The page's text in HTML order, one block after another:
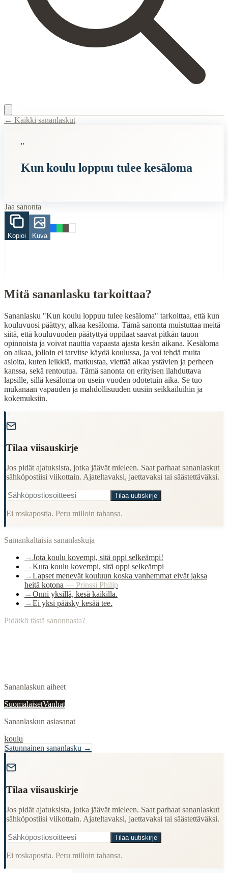
Description:
Sananlasku "Kun koulu loppuu tulee kesäloma"
Suomalaiset
Vanhat
Related Topics
Finding Finnish proverbs about specific topics
Learning Finnish language through proverbs
Finding quotes for speeches or writing
Cultural Context
Language:Finnish (suomi)
Origin: Finland
Period:Traditional folk wisdom
← Kaikki sananlaskut
"
Kun koulu loppuu tulee kesäloma
Jaa sanonta
Kopioi Kuva
Mitä sananlasku tarkoittaa?
Sananlasku "Kun koulu loppuu tulee kesäloma" tarkoittaa, että kun
kouluvuosi päättyy, alkaa kesäloma. Tämä sanonta muistuttaa meitä
siitä, että kouluvuoden päätyttyä oppilaat saavat pitkän tauon
opinnoista ja voivat nauttia vapaasta ajasta kesän aikana. Kesäloma
on aikaa, jolloin ei tarvitse käydä koulussa, ja voi tehdä muita
asioita, kuten leikkiä, matkustaa, viettää aikaa ystävien ja perheen
kanssa, sekä rentoutua. Tämä sanonta on erityisen ilahduttava
lapsille, sillä kesäloma on usein vuoden odotetuin aika. Se tuo
mukanaan vapauden ja mahdollisuuden uusiin seikkailuihin ja
kokemuksiin.
Tilaa viisauskirje
Jos pidät ajatuksista, jotka jäävät mieleen. Saat parhaat sananlaskut
sähköpostiisi viikottain. Ajateltavaksi, jaettavaksi tai säästettäväksi.
Tilaa uutiskirje
Ei roskapostia. Peru milloin tahansa.
Samankaltaisia sananlaskuja
→Jota koulu kovempi, sitä oppi selkeämpi!
→Kuta koulu kovempi, sitä oppi selkeämpi
→Lapset menevät kouluun koska vanhemmat eivät jaksa
heitä kotona — Prinssi Philip
→Onni yksillä, kesä kaikilla.
→Ei yksi pääsky kesää tee.
Pidätkö tästä sanonnasta?
Sananlaskun aiheet
SuomalaisetVanhat
Sananlaskun asiasanat
koulu
Satunnainen sananlasku →
Tilaa viisauskirje
Jos pidät ajatuksista, jotka jäävät mieleen. Saat parhaat sananlaskut
sähköpostiisi viikottain. Ajateltavaksi, jaettavaksi tai säästettäväksi.
Tilaa uutiskirje
Ei roskapostia. Peru milloin tahansa.